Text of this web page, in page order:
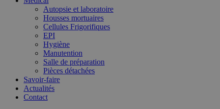
Autopsie et laboratoire
Housses mortuaires
Cellules Frigorifiques
EPI
Hygiène
Manutention
Salle de préparation
Pièces détachées
Savoir-faire
Actualités
Contact